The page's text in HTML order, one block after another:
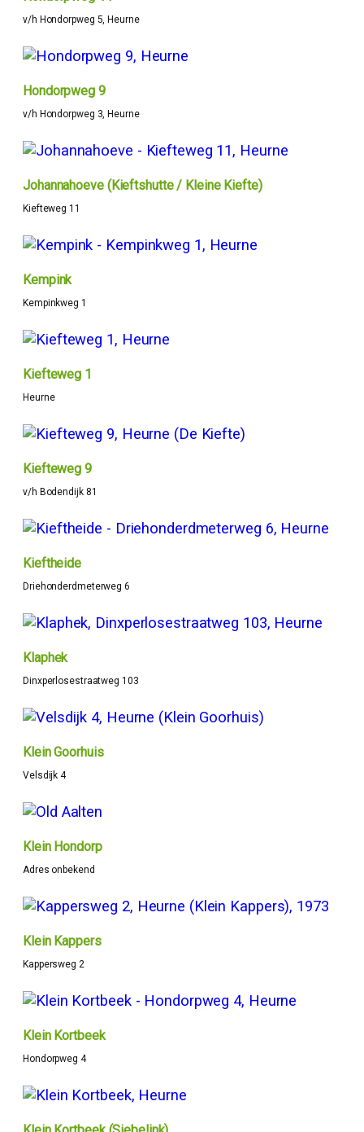
v/h Hondorpweg 5, Heurne
Hondorpweg 9
v/h Hondorpweg 3, Heurne
Johannahoeve (Kieftshutte / Kleine Kiefte)
Kiefteweg 11
Kempink
Kempinkweg 1
Kiefteweg 1
Heurne
Kiefteweg 9
v/h Bodendijk 81
Kieftheide
Driehonderdmeterweg 6
Klaphek
Dinxperlosestraatweg 103
Klein Goorhuis
Velsdijk 4
Klein Hondorp
Adres onbekend
Klein Kappers
Kappersweg 2
Klein Kortbeek
Hondorpweg 4